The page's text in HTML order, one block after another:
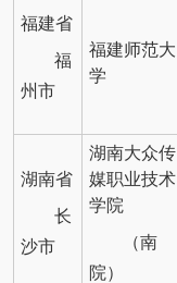
福建省
福
州市
福建师范大
学
湖南省
长
沙市
湖南大众传
媒职业技术
学院
（南
院）